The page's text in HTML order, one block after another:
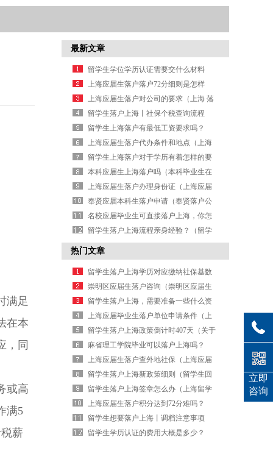
满足
在本
，同
或高
满5
薪
最新文章
留学生学位学历认证需要交什么材料
（留学学位认证流程）
上海应届生落户落户72分细则是怎样
的？（上海应届72分落户政策）
上海应届生落户对公司的要求（上海 落
户 应届）
留学生落户上海丨社保个税查询流程
（上海留学落户社保基数和个税）
留学生上海落户有最低工资要求吗？
（上海留学生落户工资达不到平均水
平）
上海应届生落户代办条件和地点（上海
应届生落户材料清单）
留学生上海落户对于学历有着怎样的要
求？（留学生上海落户的好处）
本科应届生上海落户吗（本科毕业生在
上海落户）
上海应届生落户办理身份证（上海应届
生落户提交材料）
奉贤应届本科生落户申请（奉贤落户公
示）
名校应届毕业生可直接落户上海，你怎
么看？（4所高校应届毕业生可直接落户
上海）
留学生落户上海流程亲身经验？（留学
生上海落户流程和时间）
热门文章
留学生落户上海学历对应缴纳社保基数
一览（上海留学生落户 社保缴费基数）
崇明区应届生落户咨询（崇明区应届生
落户咨询电话）
留学生落户上海，需要准备一些什么资
料？（留学生落户上海手续）
上海应届毕业生落户单位申请条件（上
海 应届毕业生落户）
留学生落户上海政策倒计时407天（关于
留学生落户上海最新政策）
麻省理工学院毕业可以落户上海吗？
（麻省理工学院毕业回国找工作）
上海应届生落户查外地社保（上海应届
生落户查外地社保记录吗）
留学生落户上海新政策细则（留学生回
国落户上海新政策）
留学生落户上海签章怎么办（上海留学
生落户协议）
上海应届生落户积分达到72分难吗？
（上海应届生积分落户多久结果下来）
留学生想要落户上海丨调档注意事项
（留学生落户上海调档怎么操作）
留学生学历认证的费用大概是多少？
立即
咨询